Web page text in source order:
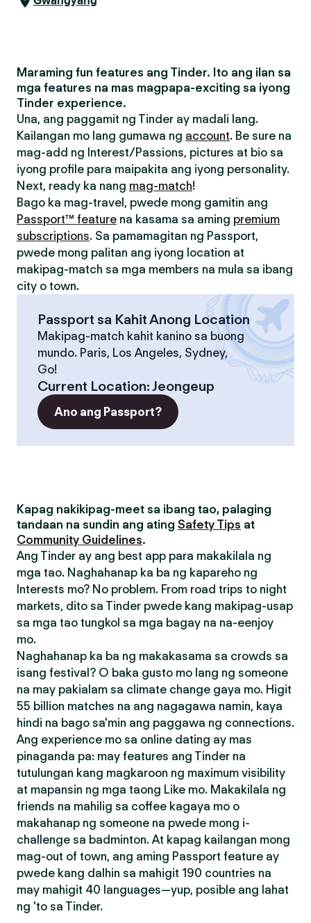
Maraming fun features ang Tinder. Ito ang ilan sa
mga features na mas magpapa-exciting sa iyong
Tinder experience.
Una, ang paggamit ng Tinder ay madali lang.
Kailangan mo lang gumawa ng account. Be sure na
mag-add ng Interest/Passions, pictures at bio sa
iyong profile para maipakita ang iyong personality.
Next, ready ka nang mag-match!
Bago ka mag-travel, pwede mong gamitin ang
Passport™ feature na kasama sa aming premium
subscriptions. Sa pamamagitan ng Passport,
pwede mong palitan ang iyong location at
makipag-match sa mga members na mula sa ibang
city o town.
Passport sa Kahit Anong Location
Makipag-match kahit kanino sa buong
mundo. Paris, Los Angeles, Sydney,
Go!
Current Location:Jeongeup
Ano ang Passport?
Kapag nakikipag-meet sa ibang tao, palaging
tandaan na sundin ang ating Safety Tips at
Community Guidelines.
Ang Tinder ay ang best app para makakilala ng
mga tao. Naghahanap ka ba ng kapareho ng
Interests mo? No problem. From road trips to night
markets, dito sa Tinder pwede kang makipag-usap
sa mga tao tungkol sa mga bagay na na-eenjoy
mo.
Naghahanap ka ba ng makakasama sa crowds sa
isang festival? O baka gusto mo lang ng someone
na may pakialam sa climate change gaya mo. Higit
55 billion matches na ang nagagawa namin, kaya
hindi na bago sa'min ang paggawa ng connections.
Ang experience mo sa online dating ay mas
pinaganda pa: may features ang Tinder na
tutulungan kang magkaroon ng maximum visibility
at mapansin ng mga taong Like mo. Makakilala ng
friends na mahilig sa coffee kagaya mo o
makahanap ng someone na pwede mong i-
challenge sa badminton. At kapag kailangan mong
mag-out of town, ang aming Passport feature ay
pwede kang dalhin sa mahigit 190 countries na
may mahigit 40 languages—yup, posible ang lahat
ng 'to sa Tinder.